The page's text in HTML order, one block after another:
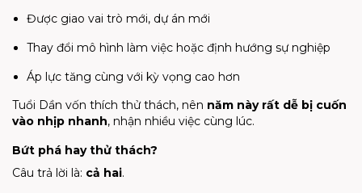
Được giao vai trò mới, dự án mới
Thay đổi mô hình làm việc hoặc định hướng sự nghiệp
Áp lực tăng cùng với kỳ vọng cao hơn
Tuổi Dần vốn thích thử thách, nên năm này rất dễ bị cuốn
vào nhịp nhanh, nhận nhiều việc cùng lúc.
Bứt phá hay thử thách?
Câu trả lời là: cả hai.